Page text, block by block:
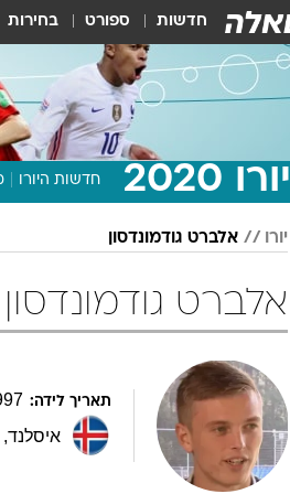
חדשות ספורט בחירות
יורו 2020 חדשות היורו
יורו אלברט גודמונדסון
אלברט גודמונדסון
תאריך לידה:
איסלנד,